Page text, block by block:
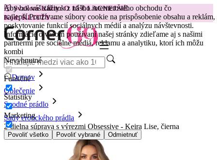
Aby bol váš zážitok z nášho internetového obchodu čo
najlepší.Používame súbory cookie na prispôsobenie obsahu a reklám,
poskytovanie funkcií sociálnych médií a analýzu návštevnosti.
Informácie o vašom používaní našej stránky zdieľame aj s našimi
partnermi pre sociálne médiá, reklamu a analytiku, ktorí ich môžu
kombi
Nevyhnutné
Funkčné
Štatistiky
Marketing
Povoliť všetko Povoliť vybrané Odmietnuť
😽Svakom Klitty: O 15 € LACNEJŠIE
Kód: KLITTY →
Domov
Oblečenie
Spodné prádlo
Sady erotického prádla
2-dielna súprava s výrezmi Obsessive - Keira Lise, čierna